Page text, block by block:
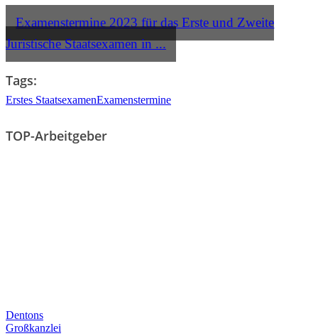
Examenstermine 2023 für das Erste und Zweite
Juristische Staatsexamen in ...
Tags:
Erstes StaatsexamenExamenstermine
TOP-Arbeitgeber
Dentons
Großkanzlei